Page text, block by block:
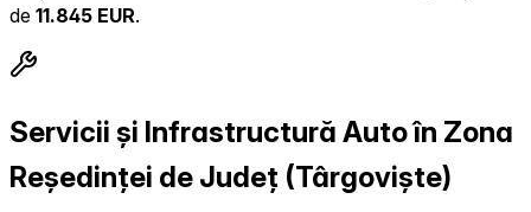
de 11.845 EUR.
Servicii și Infrastructură Auto în Zona
Reședinței de Județ (Târgoviște)